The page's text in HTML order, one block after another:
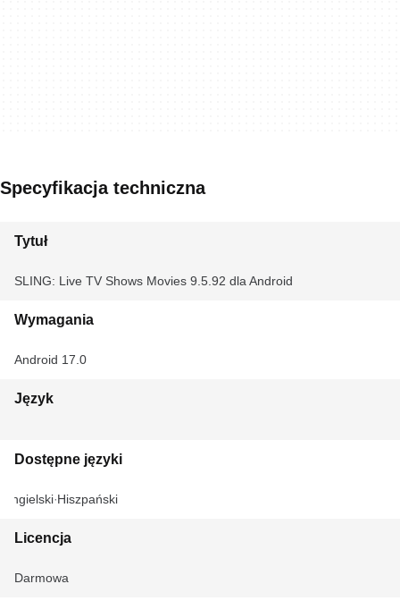
Specyfikacja techniczna
Tytuł
SLING: Live TV Shows Movies 9.5.92 dla Android
Wymagania
Android 17.0
Język
Dostępne języki
Angielski Hiszpański
Licencja
Darmowa